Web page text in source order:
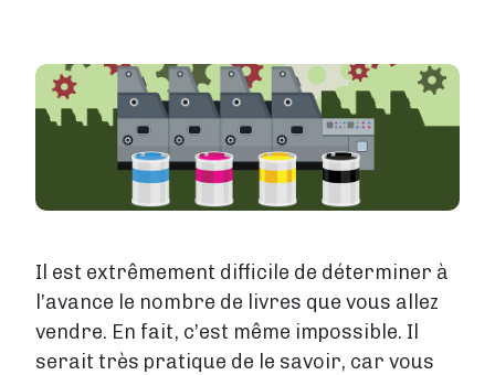
Services
Blog
Boutique
À propos de nous
Se connecter
Contact
Image
Il est extrêmement difficile de déterminer à
l’avance le nombre de livres que vous allez
vendre. En fait, c’est même impossible. Il
serait très pratique de le savoir, car vous